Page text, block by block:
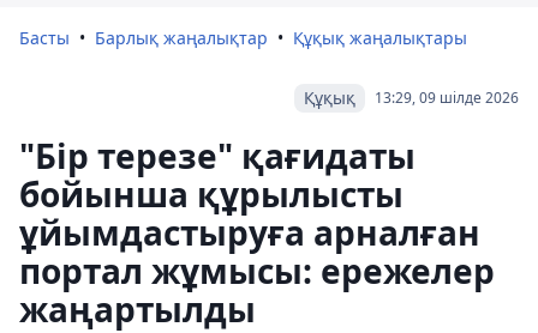
Басты Барлық жаңалықтар Құқық жаңалықтары
13:29, 09 шілде 2026
Құқық
"Бір терезе" қағидаты
бойынша құрылысты
ұйымдастыруға арналған
портал жұмысы: ережелер
жаңартылды